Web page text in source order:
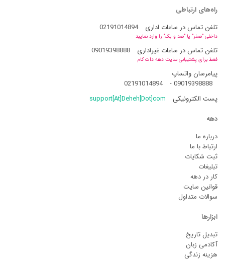
راه‌های ارتباطی
تلفن تماس در ساعات اداری
02191014894
داخلی "صفر" یا "صد و یک" را وارد نمایید
تلفن تماس در ساعات غیراداری 09019398888
فقط برای پشتیبانی سایت دهه دات کام
پیامرسان واتساپ
09019398888
-
02191014894
پست الکترونیکی
support[At]Deheh[Dot]com
دهه
درباره ما
ارتباط با ما
ثبت شکایات
تبلیغات
کار در دهه
قوانین سایت
سوالات متداول
ابزارها
تبدیل تاریخ
آکادمی زبان
هزینه زندگی